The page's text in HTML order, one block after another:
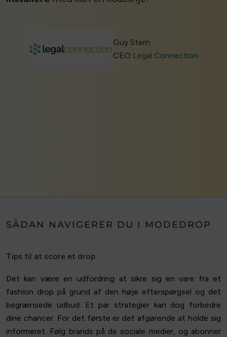
Guy Stern
CEO Legal Connection
SÅDAN NAVIGERER DU I MODEDROP
Tips til at score et drop
Det kan være en udfordring at sikre sig en vare fra et
fashion drop på grund af den høje efterspørgsel og det
begrænsede udbud. Et par strategier kan dog forbedre
dine chancer. For det første er det afgørende at holde sig
informeret. Følg brands på de sociale medier, og abonner